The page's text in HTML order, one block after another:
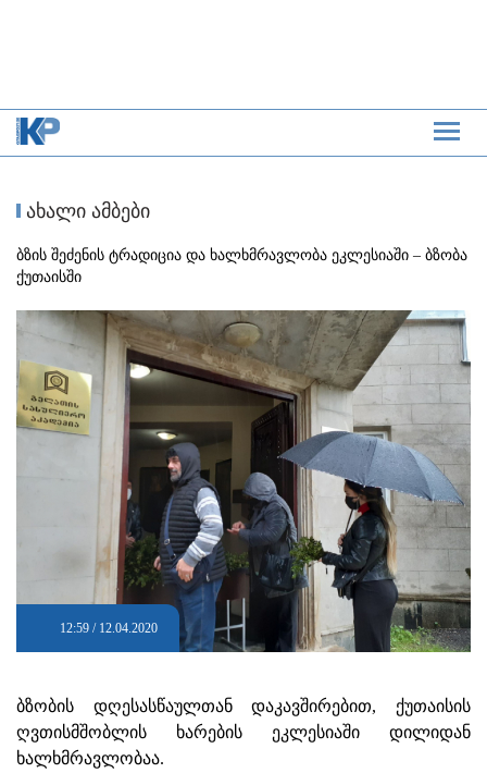
ახალი ამბები
ბზის შეძენის ტრადიცია და ხალხმრავლობა ეკლესიაში – ბზობა
ქუთაისში
12:59 / 12.04.2020
ბზობის დღესასწაულთან დაკავშირებით, ქუთაისის
ღვთისმშობლის ხარების ეკლესიაში დილიდან
ხალხმრავლობაა.